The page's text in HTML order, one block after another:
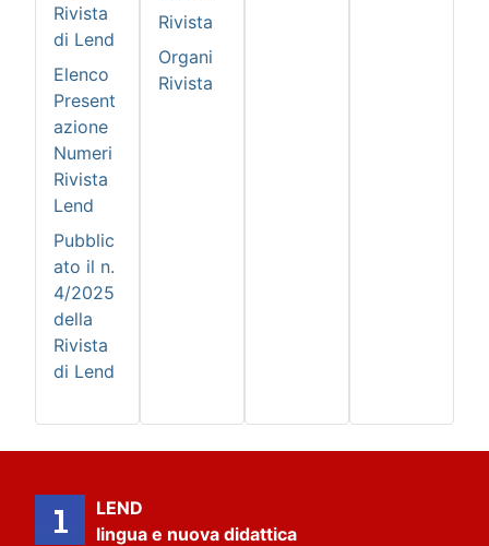
Rivista
di Lend
Elenco
Present
azione
Numeri
Rivista
Lend
Pubblic
ato il n.
4/2025
della
Rivista
di Lend
Rivista
Organi
Rivista
LEND
lingua e nuova didattica